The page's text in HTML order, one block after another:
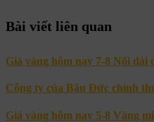
Bài viết liên quan
Giá vàng hôm nay 7-8 Nối dài
Công ty của Bầu Đức chính
Giá vàng hôm nay 5-8 Vàng